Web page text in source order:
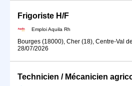
Frigoriste H/F
Emploi Aquila Rh
Bourges (18000), Cher (18), Centre-Val
28/07/2026
Technicien / Mécanicien